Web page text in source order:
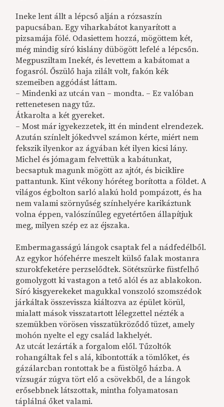
Ineke lent állt a lépcső alján a rózsaszín
papucsában. Egy viharkabátot kanyarított a
pizsamája fölé. Odasiettem hozzá, mögöttem két,
még mindig síró kislány dübögött lefelé a lépcsőn.
Megpusziltam Inekét, és levettem a kabátomat a
fogasról. Őszülő haja zilált volt, fakón kék
szemeiben aggódást láttam.
– Mindenki az utcán van – mondta. – Ez valóban
rettenetesen nagy tűz.
Átkarolta a két gyereket.
– Most már igyekezzetek, itt én mindent elrendezek.
Azután színlelt jókedvvel számon kérte, miért nem
fekszik ilyenkor az ágyában két ilyen kicsi lány.
Michel és jómagam felvettük a kabátunkat,
becsaptuk magunk mögött az ajtót, és biciklire
pattantunk. Kint vékony hóréteg borította a földet. A
világos égbolton sarló alakú hold pompázott, és ha
nem valami szörnyűség színhelyére karikáztunk
volna éppen, valószínűleg egyetértően állapítjuk
meg, milyen szép ez az éjszaka.
Embermagasságú lángok csaptak fel a nádfedélből.
Az egykor hófehérre meszelt külső falak mostanra
szurokfeketére perzselődtek. Sötétszürke füstfelhő
gomolygott ki vastagon a tető alól és az ablakokon.
Síró kisgyerekeket magukkal vonszoló szomszédok
járkáltak összevissza kiáltozva az épület körül,
mialatt mások visszatartott lélegzettel nézték a
szemükben vörösen visszatükröződő tüzet, amely
mohón nyelte el egy család lakhelyét.
Az utcát lezárták a forgalom elől. Tűzoltók
rohangáltak fel s alá, kibontották a tömlőket, és
gázálarcban rontottak be a füstölgő házba. A
vízsugár zúgva tört elő a csövekből, de a lángok
erősebbnek látszottak, mintha folyamatosan
táplálná őket valami.